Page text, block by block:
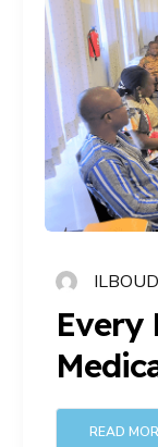
Every
READ